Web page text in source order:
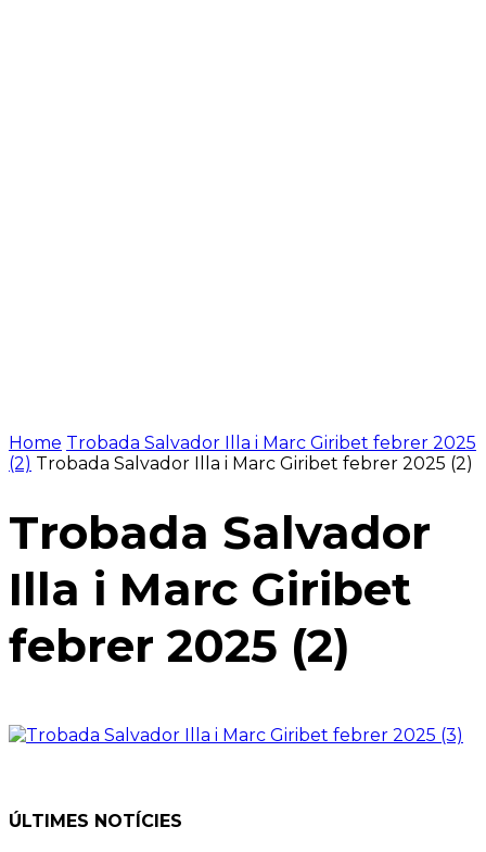
Home Trobada Salvador Illa i Marc Giribet febrer 2025
(2) Trobada Salvador Illa i Marc Giribet febrer 2025 (2)
Trobada Salvador
Illa i Marc Giribet
febrer 2025 (2)
ÚLTIMES NOTÍCIES